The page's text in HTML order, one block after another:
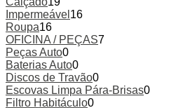
Impermeável 16
Roupa16
OFICINA / PEÇAS7
Peças Auto0
Baterias Auto0
Discos de Travão0
Escovas Limpa Pára-Brisas0
Filtro Habitáculo0